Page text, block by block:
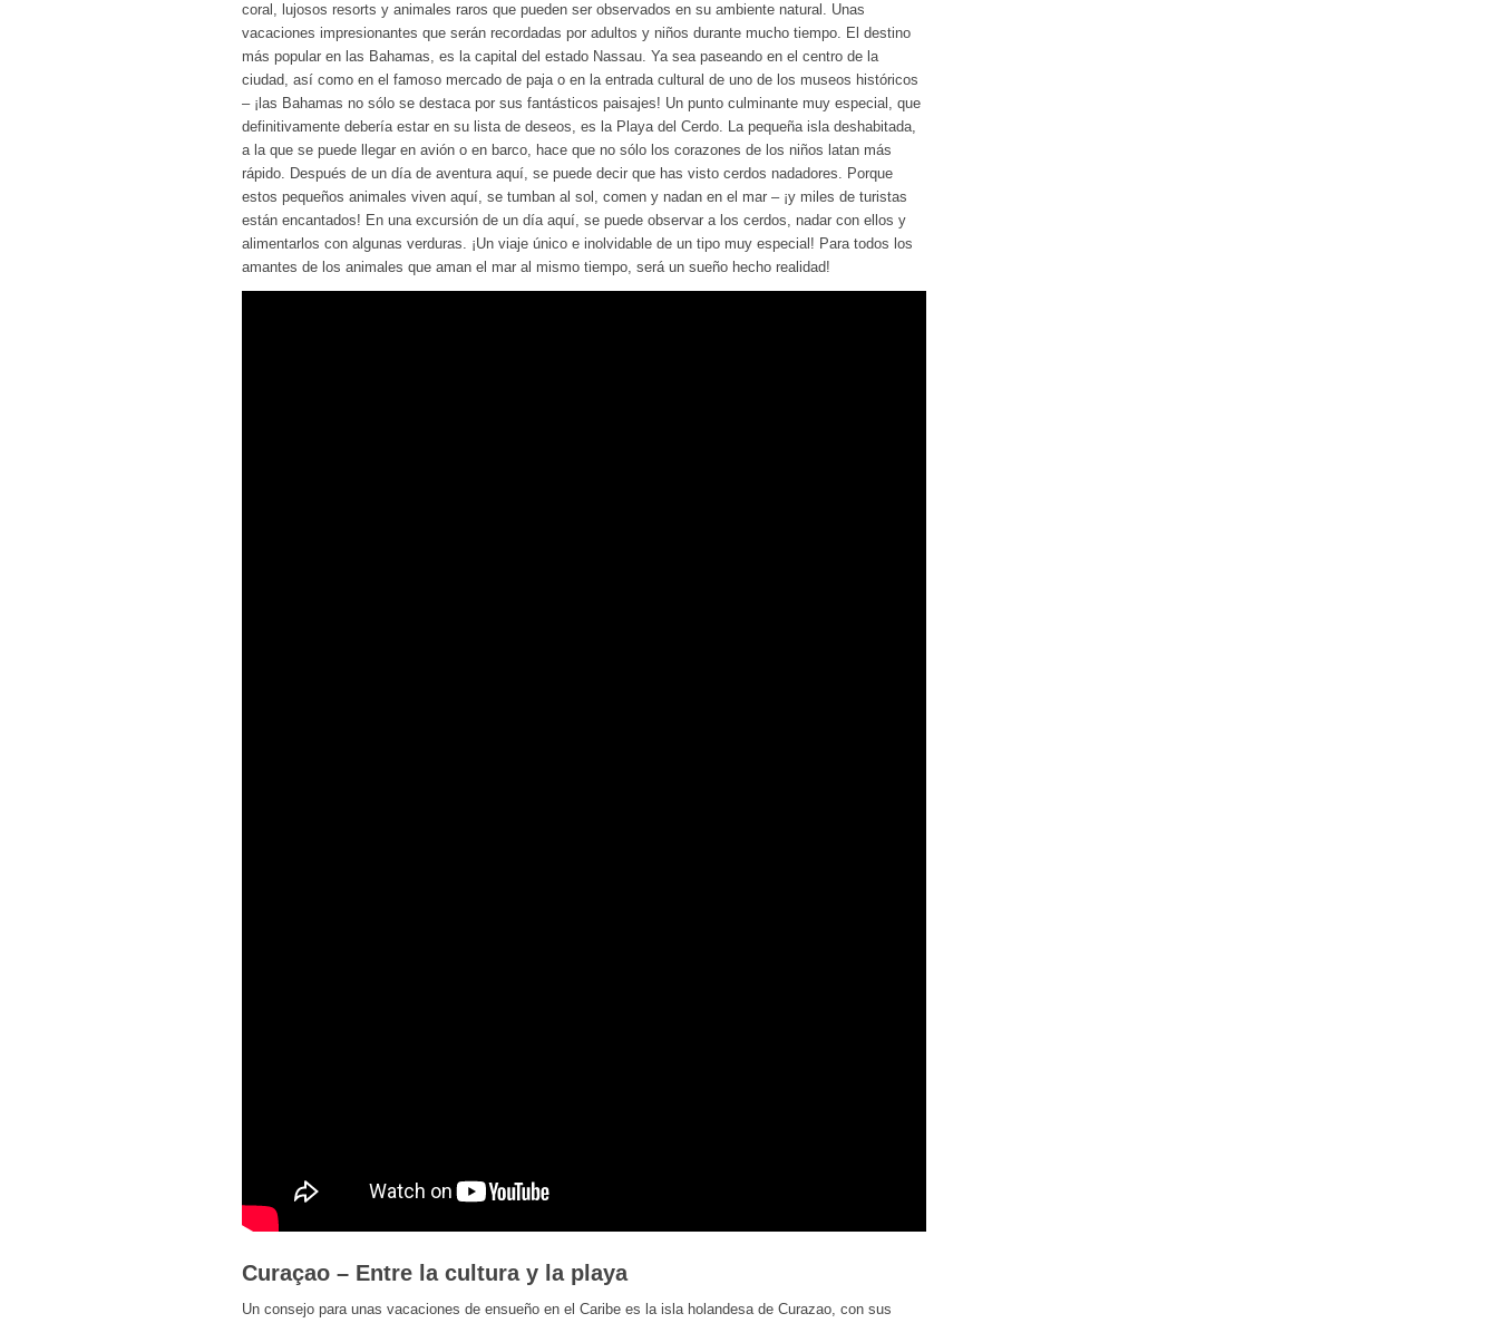
coral, lujosos resorts y animales raros que pueden ser observados en su ambiente natural. Unas
vacaciones impresionantes que serán recordadas por adultos y niños durante mucho tiempo. El destino
más popular en las Bahamas, es la capital del estado Nassau. Ya sea paseando en el centro de la
ciudad, así como en el famoso mercado de paja o en la entrada cultural de uno de los museos históricos
– ¡las Bahamas no sólo se destaca por sus fantásticos paisajes! Un punto culminante muy especial, que
definitivamente debería estar en su lista de deseos, es la Playa del Cerdo. La pequeña isla deshabitada,
a la que se puede llegar en avión o en barco, hace que no sólo los corazones de los niños latan más
rápido. Después de un día de aventura aquí, se puede decir que has visto cerdos nadadores. Porque
estos pequeños animales viven aquí, se tumban al sol, comen y nadan en el mar – ¡y miles de turistas
están encantados! En una excursión de un día aquí, se puede observar a los cerdos, nadar con ellos y
alimentarlos con algunas verduras. ¡Un viaje único e inolvidable de un tipo muy especial! Para todos los
amantes de los animales que aman el mar al mismo tiempo, será un sueño hecho realidad!
Curaçao – Entre la cultura y la playa
Un consejo para unas vacaciones de ensueño en el Caribe es la isla holandesa de Curazao, con sus